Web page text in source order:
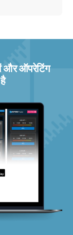
और ऑपरेटिंग